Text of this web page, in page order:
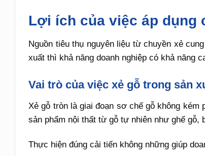
Lợi ích của việc áp dụng
Nguồn tiêu thụ nguyên liệu từ chuyền xẻ
xuất thì khả năng doanh nghiệp có khả năng
Vai trò của việc xẻ gỗ trong sản
Xẻ gỗ tròn là giai đoạn sơ chế gỗ không
sản phẩm nội thất từ gỗ tự nhiên như ghế
Thực hiện đúng cải tiến không những giúp